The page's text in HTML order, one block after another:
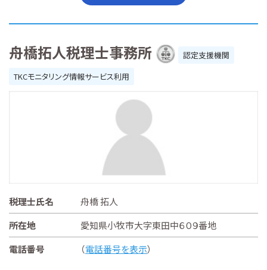
舟橋拓人税理士事務所
認定支援機関
TKCモニタリング情報サービス利用
税理士氏名
舟橋 拓人
所在地
愛知県小牧市大字東田中６０９番地
電話番号
（電話番号を表示）